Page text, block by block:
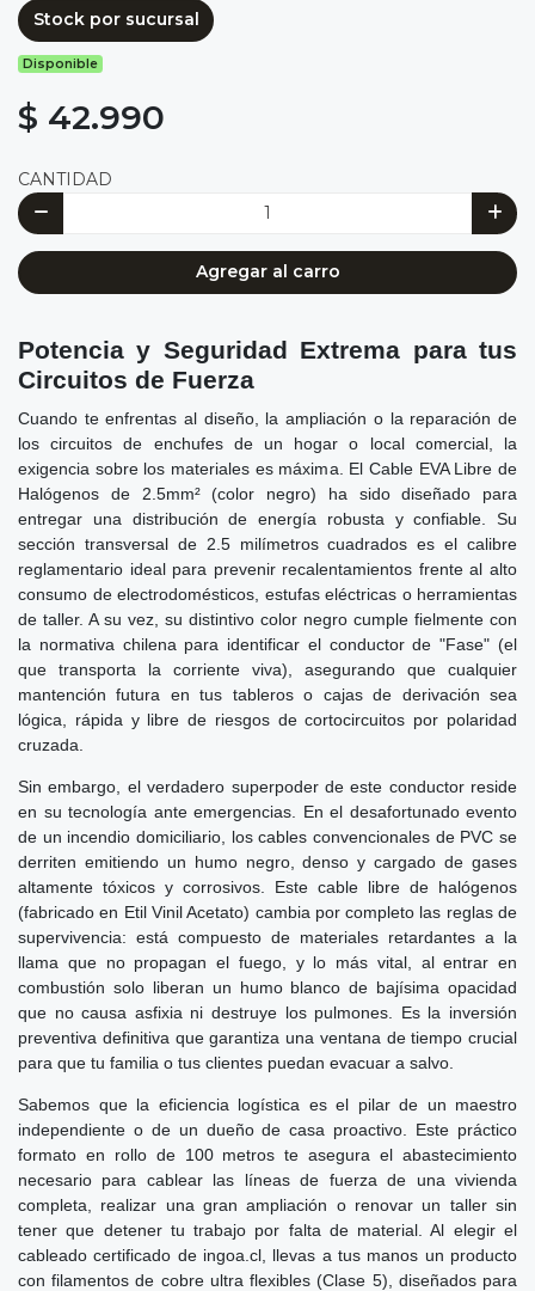
Stock por sucursal
Disponible
$ 42.990
CANTIDAD
Agregar al carro
Potencia y Seguridad Extrema para tus
Circuitos de Fuerza
Cuando te enfrentas al diseño, la ampliación o la reparación de
los circuitos de enchufes de un hogar o local comercial, la
exigencia sobre los materiales es máxima. El Cable EVA Libre de
Halógenos de 2.5mm² (color negro) ha sido diseñado para
entregar una distribución de energía robusta y confiable. Su
sección transversal de 2.5 milímetros cuadrados es el calibre
reglamentario ideal para prevenir recalentamientos frente al alto
consumo de electrodomésticos, estufas eléctricas o herramientas
de taller. A su vez, su distintivo color negro cumple fielmente con
la normativa chilena para identificar el conductor de "Fase" (el
que transporta la corriente viva), asegurando que cualquier
mantención futura en tus tableros o cajas de derivación sea
lógica, rápida y libre de riesgos de cortocircuitos por polaridad
cruzada.
Sin embargo, el verdadero superpoder de este conductor reside
en su tecnología ante emergencias. En el desafortunado evento
de un incendio domiciliario, los cables convencionales de PVC se
derriten emitiendo un humo negro, denso y cargado de gases
altamente tóxicos y corrosivos. Este cable libre de halógenos
(fabricado en Etil Vinil Acetato) cambia por completo las reglas de
supervivencia: está compuesto de materiales retardantes a la
llama que no propagan el fuego, y lo más vital, al entrar en
combustión solo liberan un humo blanco de bajísima opacidad
que no causa asfixia ni destruye los pulmones. Es la inversión
preventiva definitiva que garantiza una ventana de tiempo crucial
para que tu familia o tus clientes puedan evacuar a salvo.
Sabemos que la eficiencia logística es el pilar de un maestro
independiente o de un dueño de casa proactivo. Este práctico
formato en rollo de 100 metros te asegura el abastecimiento
necesario para cablear las líneas de fuerza de una vivienda
completa, realizar una gran ampliación o renovar un taller sin
tener que detener tu trabajo por falta de material. Al elegir el
cableado certificado de ingoa.cl, llevas a tus manos un producto
con filamentos de cobre ultra flexibles (Clase 5), diseñados para